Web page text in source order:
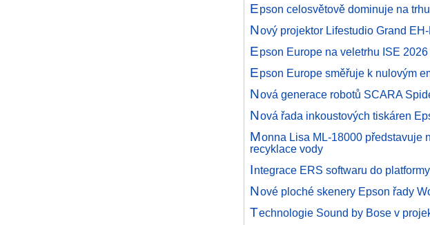
Epson celosvětově dominuje na
Nový projektor Lifestudio Grand
Epson Europe na veletrhu ISE 2026
Epson Europe směřuje k nulovým
Nová generace robotů SCARA
Nová řada inkoustových tiskáren
Monna Lisa ML-18000 představuje
recyklace vody
Integrace ERS softwaru do
Nové ploché skenery Epson řady
Technologie Sound by Bose v